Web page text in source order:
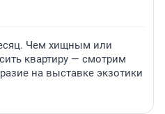
Чем хищным или
квартиру — смотрим
на выставке экзотики